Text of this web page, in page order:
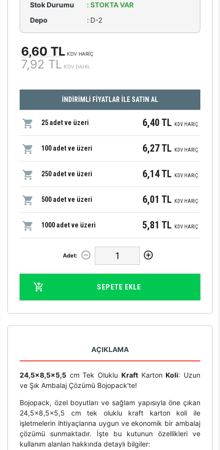
Stok Durumu
: STOKTA VAR
Depo
: D-2
6,60 TL KDV HARİÇ
7,92 TL KDV DAHİL
İNDİRİMLİ FİYATLAR İLE SATIN AL
25 adet ve üzeri 6,40 TL KDV HARİÇ
100 adet ve üzeri 6,27 TL KDV HARİÇ
250 adet ve üzeri 6,14 TL KDV HARİÇ
500 adet ve üzeri 6,01 TL KDV HARİÇ
1000 adet ve üzeri 5,81 TL KDV HARİÇ
Adet:
SEPETE EKLE
AÇIKLAMA
24,5x8,5x5,5cm Tek Oluklu KraftKartonKoli: Uzun
ve Şık Ambalaj Çözümü Bojopack'te!
Bojopack, özel boyutları ve sağlam yapısıyla öne çıkan
24,5x8,5x5,5 cm tek oluklu kraft karton koli ile
işletmelerin ihtiyaçlarına uygun ve ekonomik bir ambalaj
çözümü sunmaktadır. İşte bu kutunun özellikleri ve
kullanım alanları hakkında detaylı bilgiler: